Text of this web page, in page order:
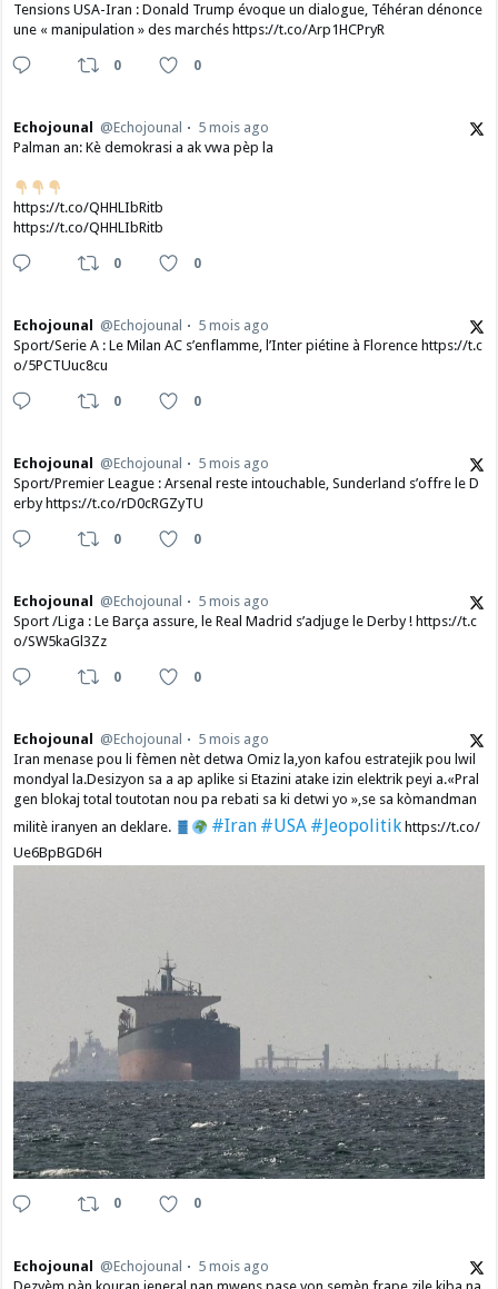
Tensions USA-Iran : Donald Trump évoque un dialogue, Téhéran dénonce
une « manipulation » des marchés https://t.co/Arp1HCPryR
0 0
Echojounal @Echojounal
5 mois ago
Palman an: Kè demokrasi a ak vwa pèp la
https://t.co/QHHLIbRitb
https://t.co/QHHLIbRitb
0 0
Echojounal @Echojounal
5 mois ago
Sport/Serie A : Le Milan AC s’enflamme, l’Inter piétine à Florence https://t.c
o/5PCTUuc8cu
0 0
Echojounal @Echojounal
5 mois ago
Sport/Premier League : Arsenal reste intouchable, Sunderland s’offre le D
erby https://t.co/rD0cRGZyTU
0 0
Echojounal @Echojounal
5 mois ago
Sport /Liga : Le Barça assure, le Real Madrid s’adjuge le Derby ! https://t.c
o/SW5kaGl3Zz
0 0
Echojounal @Echojounal
5 mois ago
Iran menase pou li fèmen nèt detwa Omiz la,yon kafou estratejik pou lwil
mondyal la.Desizyon sa a ap aplike si Etazini atake izin elektrik peyi a.​«Pral
gen blokaj total toutotan nou pa rebati sa ki detwi yo »,se sa kòmandman
militè iranyen an deklare.
#Iran #USA #Jeopolitikhttps://t.co/
Ue6BpBGD6H
0 0
Echojounal @Echojounal
5 mois ago